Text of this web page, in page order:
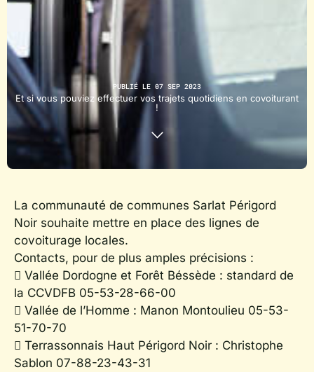
PUBLIÉ LE 07 SEP 2023
Et si vous pouviez effectuer vos trajets quotidiens en covoiturant
!
La communauté de communes Sarlat Périgord
Noir souhaite mettre en place des lignes de
covoiturage locales.
Contacts, pour de plus amples précisions :
 Vallée Dordogne et Forêt Béssède : standard de
la CCVDFB 05-53-28-66-00
 Vallée de l’Homme : Manon Montoulieu 05-53-
51-70-70
 Terrassonnais Haut Périgord Noir : Christophe
Sablon 07-88-23-43-31